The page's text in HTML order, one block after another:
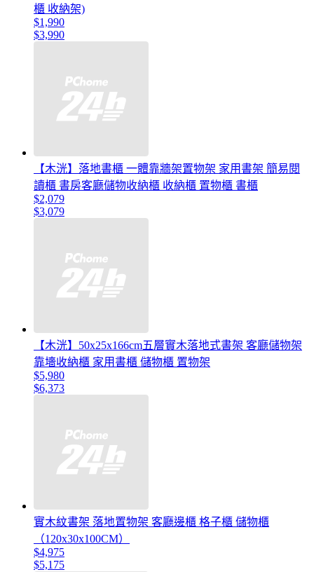
櫃 收納架)
$1,990
$3,990
【木洸】落地書櫃 一體靠牆架置物架 家用書架 簡易閱
讀櫃 書房客廳儲物收納櫃 收納櫃 置物櫃 書櫃
$2,079
$3,079
【木洸】50x25x166cm五層實木落地式書架 客廳儲物架
靠墻收納櫃 家用書櫃 儲物櫃 置物架
$5,980
$6,373
實木紋書架 落地置物架 客廳邊櫃 格子櫃 儲物櫃
（120x30x100CM）
$4,975
$5,175